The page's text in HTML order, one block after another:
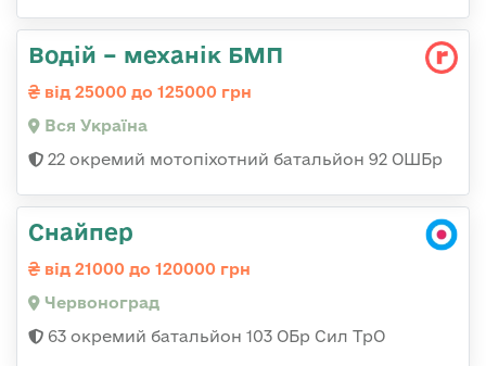
Водій – механік БМП
від 25000 до 125000 грн
Вся Україна
22 окремий мотопіхотний батальйон 92 ОШБр
Снайпер
від 21000 до 120000 грн
Червоноград
63 окремий батальйон 103 ОБр Сил ТрО